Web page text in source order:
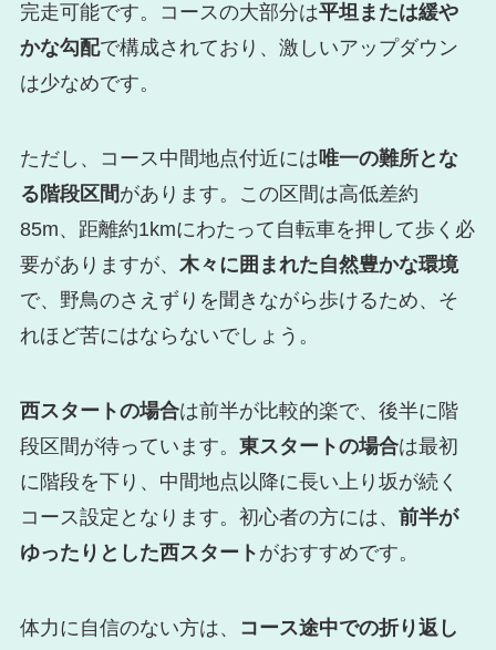
完走可能です。コースの大部分は平坦または緩や
かな勾配で構成されており、激しいアップダウン
は少なめです。
ただし、コース中間地点付近には唯一の難所とな
る階段区間があります。この区間は高低差約
85m、距離約1kmにわたって自転車を押して歩く必
要がありますが、 木々に囲まれた自然豊かな環境
で、野鳥のさえずりを聞きながら歩けるため、そ
れほど苦にはならないでしょう。
西スタートの場合は前半が比較的楽で、後半に階
段区間が待っています。 東スタートの場合は最初
に階段を下り、中間地点以降に長い上り坂が続く
コース設定となります。初心者の方には、 前半が
ゆったりとした西スタート がおすすめです。
体力に自信のない方は、
コース途中での折り返し